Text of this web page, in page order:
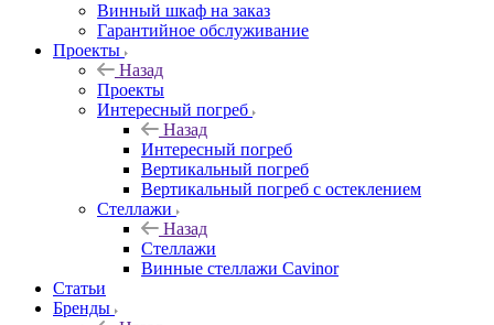
Винный шкаф на заказ
Гарантийное обслуживание
Проекты
Назад
Проекты
Интересный погреб
Назад
Интересный погреб
Вертикальный погреб
Вертикальный погреб с остеклением
Стеллажи
Назад
Стеллажи
Винные стеллажи Cavinor
Статьи
Бренды